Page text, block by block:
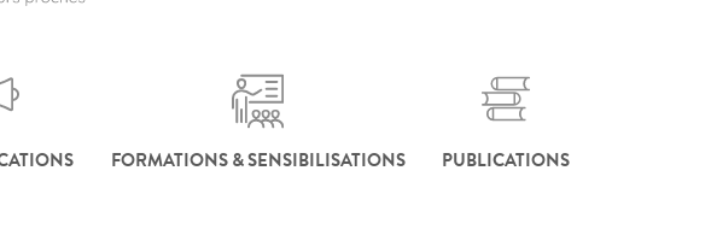
FORMATIONS & SENSIBILISATIONS PUBLICATIONS